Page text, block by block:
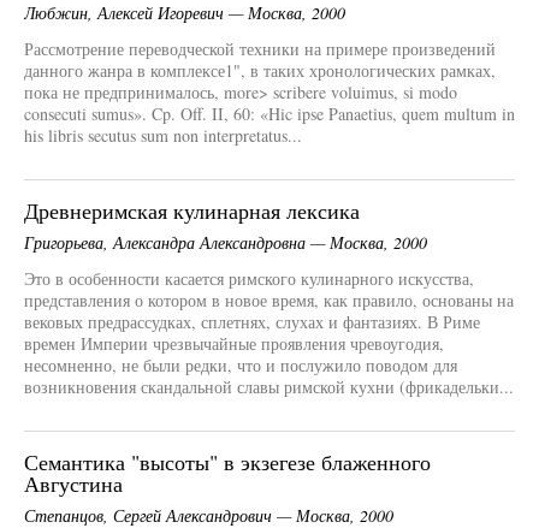
Любжин, Алексей Игоревич — Москва, 2000
Рассмотрение переводческой техники на примере произведений
данного жанра в комплексе1", в таких хронологических рамках,
пока не предпринималось, more> scribere voluimus, si modo
consecuti sumus». Cp. Off. II, 60: «Hic ipse Panaetius, quem multum in
his libris secutus sum non interpretatus...
Древнеримская кулинарная лексика
Григорьева, Александра Александровна — Москва, 2000
Это в особенности касается римского кулинарного искусства,
представления о котором в новое время, как правило, основаны на
вековых предрассудках, сплетнях, слухах и фантазиях. В Риме
времен Империи чрезвычайные проявления чревоугодия,
несомненно, не были редки, что и послужило поводом для
возникновения скандальной славы римской кухни (фрикадельки...
Семантика "высоты" в экзегезе блаженного
Августина
Степанцов, Сергей Александрович — Москва, 2000